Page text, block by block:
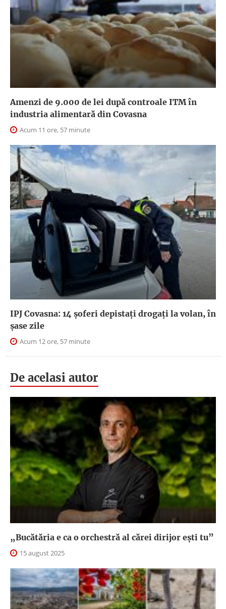
Amenzi de 9.000 de lei după controale ITM în
industria alimentară din Covasna
Acum 11 ore, 57 minute
IPJ Covasna: 14 șoferi depistați drogați la volan, în
șase zile
Acum 12 ore, 57 minute
De acelasi autor
„Bucătăria e ca o orchestră al cărei dirijor ești tu”
15 august 2025